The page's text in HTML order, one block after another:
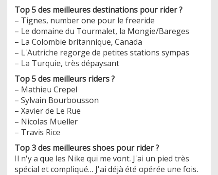
Top 5 des meilleures destinations pour rider ?
– Tignes, number one pour le freeride
– Le domaine du Tourmalet, la Mongie/Bareges
– La Colombie britannique, Canada
– L'Autriche regorge de petites stations sympas
– La Turquie, très dépaysant
Top 5 des meilleurs riders ?
– Mathieu Crepel
– Sylvain Bourbousson
– Xavier de Le Rue
– Nicolas Mueller
– Travis Rice
Top 3 des meilleures shoes pour rider ?
Il n'y a que les Nike qui me vont. J'ai un pied très
spécial et compliqué… J'ai déjà été opérée une fois.